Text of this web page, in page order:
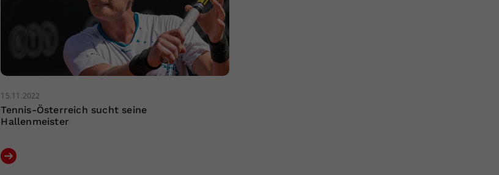
15.11.2022
Tennis-Österreich sucht seine
Hallenmeister